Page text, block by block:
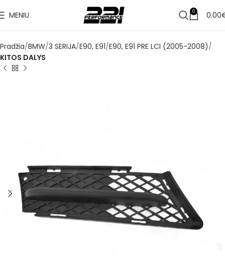
MENIU 0 0.00
Pradžia BMW 3 SERIJA E90, E91 E90, E91 PRE LCI (2005-2008)
KITOS DALYS